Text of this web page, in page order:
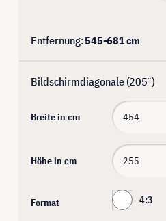
Entfernung:545-681cm
Bildschirmdiagonale (205″)
Breite in cm
Höhe in cm
Format 4:3